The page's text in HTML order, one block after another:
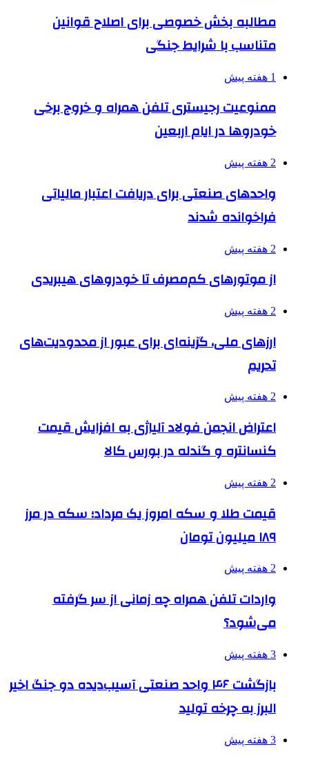
مطالبه بخش خصوصی برای اصلاح قوانین
متناسب با شرایط جنگی
1 هفته پیش
ممنوعیت رجیستری تلفن همراه و خروج برخی
خودروها در ایام اربعین
2 هفته پیش
واحدهای صنعتی برای دریافت اعتبار مالیاتی
فراخوانده شدند
2 هفته پیش
از موتورهای کم‌مصرف تا خودروهای هیبریدی
2 هفته پیش
ارزهای ملی، گزینه‌ای برای عبور از محدودیت‌های
تحریم
2 هفته پیش
اعتراض انجمن فولاد آلیاژی به افزایش قیمت
کنسانتره و گندله در بورس کالا
2 هفته پیش
قیمت طلا و سکه امروز یک مرداد؛ سکه در مرز
۱۸۹ میلیون تومان
2 هفته پیش
واردات تلفن همراه چه زمانی از سر گرفته
می‌شود؟
3 هفته پیش
بازگشت ۴۶ واحد صنعتی آسیب‌دیده دو جنگ اخیر
البرز به چرخه تولید
3 هفته پیش